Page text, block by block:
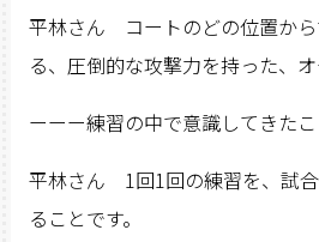
平林さん コートのどの位置から
る、圧倒的な攻撃力を持った、オ
ーーー練習の中で意識してきた
平林さん 1回1回の練習を、試
ることです。